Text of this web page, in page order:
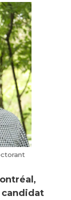
candidat